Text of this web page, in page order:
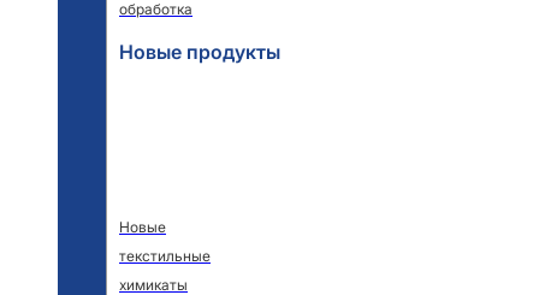
обработка
Новые продукты
Новые
текстильные
химикаты